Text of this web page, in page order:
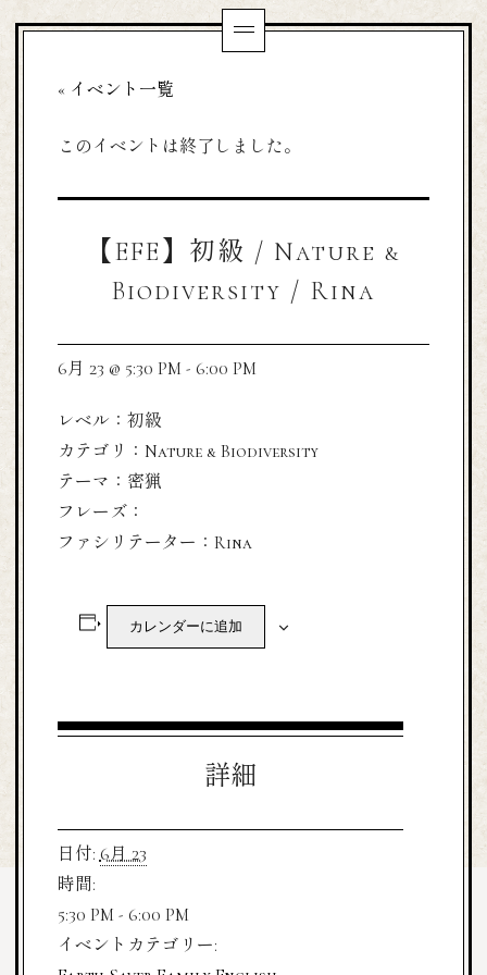
« イベント一覧
このイベントは終了しました。
【EFE】初級 / Nature &
Biodiversity / Rina
6月 23 @ 5:30 PM - 6:00 PM
レベル：初級
カテゴリ：Nature & Biodiversity
テーマ：密猟
フレーズ：
ファシリテーター：Rina
カレンダーに追加
詳細
日付: 6月 23
時間:
5:30 PM - 6:00 PM
イベントカテゴリー: